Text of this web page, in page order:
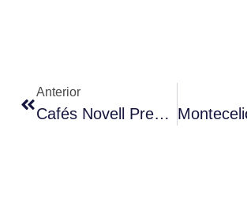
Anterior
Cafés Novell Presenta Su Nuevo Café «México»